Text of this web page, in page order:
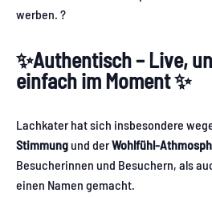
werben. ?
✨Authentisch – Live,
einfach im Moment ✨
Lachkater hat sich insbesondere
Stimmungund derWohlfühl-
Besucherinnen und Besuchern, als
einen Namen gemacht.